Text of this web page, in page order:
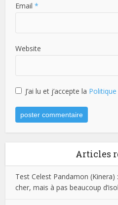
Email *
Website
J’ai lu et j’accepte la
Articles
Test Celest Pandamon
cher, mais à pas beaucoup